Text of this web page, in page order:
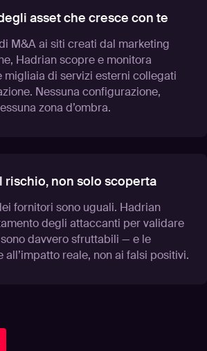
asset che cresce con te
M&A ai siti creati dal marketing
Hadrian scopre e monitora
migliaia di servizi esterni collegati
Nessuna configurazione,
zona d’ombra.
rischio, non solo scoperta
fornitori sono uguali. Hadrian
degli attaccanti per validare
davvero sfruttabili — e le
all’impatto reale, non ai falsi positivi.